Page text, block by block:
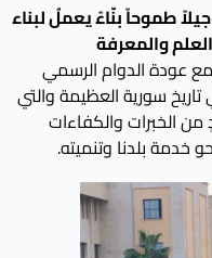
طموحاً بنّاءً يعملُ لبناء
والمعرفة
عودة الدوام الرسمي
سورية العظيمة والتي
من الخبرات والكفاءات
خدمة بلدنا وتنميته.